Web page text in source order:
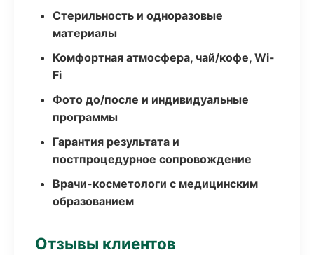
Стерильность и одноразовые
материалы
Комфортная атмосфера, чай/кофе, Wi-
Fi
Фото до/после и индивидуальные
программы
Гарантия результата и
постпроцедурное сопровождение
Врачи-косметологи с медицинским
образованием
Отзывы клиентов